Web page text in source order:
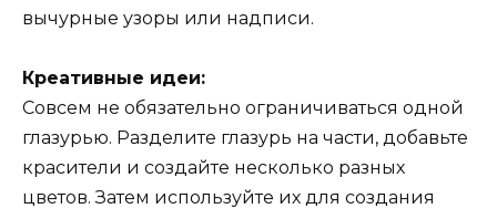
вычурные узоры или надписи.
Креативные идеи:
Совсем не обязательно ограничиваться одной
глазурью. Разделите глазурь на части, добавьте
красители и создайте несколько разных
цветов. Затем используйте их для создания